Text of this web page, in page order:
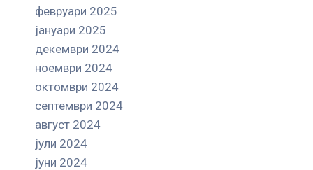
февруари 2025
јануари 2025
декември 2024
ноември 2024
октомври 2024
септември 2024
август 2024
јули 2024
јуни 2024